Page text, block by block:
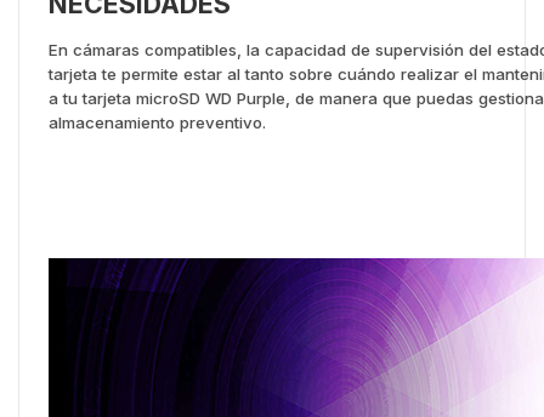
En cámaras compatibles, la capacidad de supervisión del
tarjeta te permite estar al tanto sobre cuándo realizar el
a tu tarjeta microSD WD Purple, de manera que puedas
almacenamiento preventivo.